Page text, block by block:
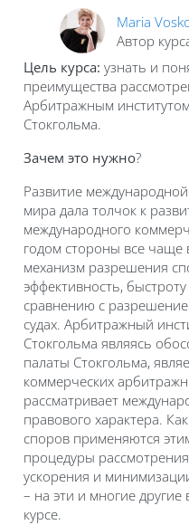
Maria
Автор
Цель курса: узнать и
преимущества
Арбитражным
Стокгольма.
Зачем это нужно?
Развитие
мира дала толчок к
международного
годом стороны все
механизм разрешения
эффективность,
сравнению с
судах. Арбитражный
Стокгольма являясь
палаты Стокгольма,
коммерческих
рассматривает
правового характера.
споров применяются
процедуры
ускорения и
– на эти и многие
курсе.